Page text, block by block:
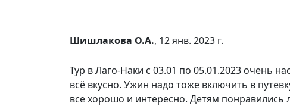
Шишлакова О.А., 12 янв. 2023 г.
Тур в Лаго-Наки с 03.01 по 05.01.2023 очень
всё вкусно. Ужин надо тоже включить в
все хорошо и интересно. Детям